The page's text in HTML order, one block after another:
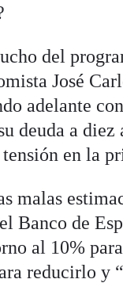
del
José
adelante
deuda a diez
tensión en la
malas
Banco de
al 10% para
reducirlo y